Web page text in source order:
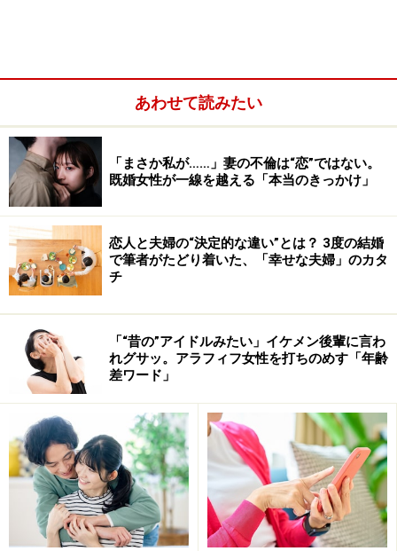
本当に見るべき条件は、「感性」と「価値観」
恋愛も「時短」の時代、出会い方はマッチ
ングアプリが最適？
アメリカの社会学者がおこなった調査（※1）によると、
約39％のカップルが出会ったきっかけとして「オンライ
ン」を挙げています。
日本でも、明治安田生命保険による「いい夫婦の日」に
ちなんだアンケート調査（※2）によると、1年以内に結
婚した夫婦の出会ったきっかけは「マッチングアプリ」
が「職場」と同率でトップ（25.0％）という結果に。
婚活手段としてのマッチングアプリ活用は、20代で1位
（51.0％）、30代でも2位（45.6％）。今や「いい出会
い」はマッチングアプリで探すのが常識になりつつある
あわせて読みたい
「まさか私が……」妻の不倫は“恋”ではない。
既婚女性が一線を越える「本当のきっかけ」
恋人と夫婦の“決定的な違い”とは？ 3度の結婚
で筆者がたどり着いた、「幸せな夫婦」のカタ
チ
「“昔の”アイドルみたい」イケメン後輩に言わ
れグサッ。アラフィフ女性を打ちのめす「年齢
差ワード」